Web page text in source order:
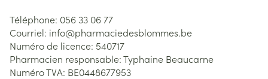
Téléphone: 056 33 06 77
Courriel: info@pharmaciedesblommes.be
Numéro de licence: 540717
Pharmacien responsable:Typhaine Beaucarne
Numéro TVA: BE0448677953